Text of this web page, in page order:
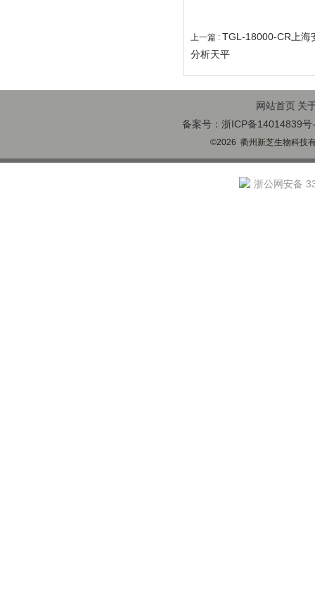
上一篇 : TGL-18000-CR上海
分析天平
网站首页 关
备案号：浙ICP备14014839号
©2026 衢州新芝生物科技
浙公网安备